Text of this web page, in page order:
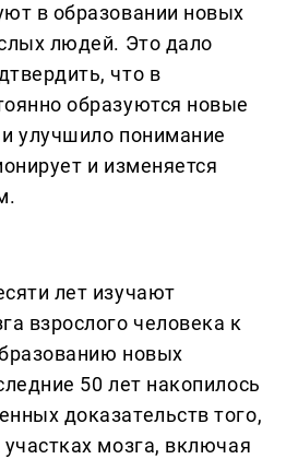
в образовании новых
людей. Это дало
что в
образуются новые
улучшило понимание
и изменяется
лет изучают
взрослого человека к
новых
50 лет накопилось
доказательств того,
мозга, включая